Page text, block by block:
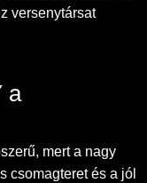
versenytársat
a
mert a nagy
csomagteret és a jól